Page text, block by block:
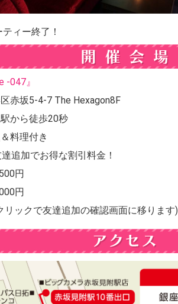
ィー終了！
‐047』
赤坂5-4-7 The Hexagon8F
から徒歩20秒
料理付き
追加でお得な割引料金！
円
円
リックで友達追加の確認画面に移ります)